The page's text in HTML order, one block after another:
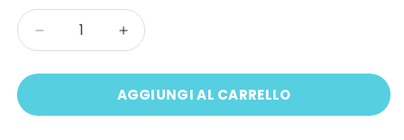
Quantità
Diminuisci
quantità
per
HALLOWEEN
Aumenta
quantità
per
FESTONE
HALLOWEEN
AGGIUNGI AL CARRELLO